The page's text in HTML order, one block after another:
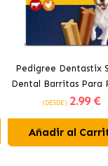
Pedigree Dentastix
Dental Barritas Para
Pequeños 5-10 kg
(DESDE) 2.99 €
Añadir al